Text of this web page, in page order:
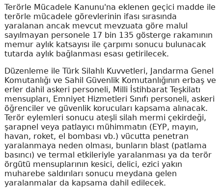
Terörle Mücadele Kanunu'na eklenen geçici madde ile
terörle mücadele görevlerinin ifası sırasında
yaralanan ancak mevcut mevzuata göre malul
sayılmayan personele 17 bin 135 gösterge rakamının
memur aylık katsayısı ile çarpımı sonucu bulunacak
tutarda aylık bağlanması esası getirilecek.
Düzenleme ile Türk Silahlı Kuvvetleri, Jandarma Genel
Komutanlığı ve Sahil Güvenlik Komutanlığının erbaş ve
erler dahil askeri personeli, Milli İstihbarat Teşkilatı
mensupları, Emniyet Hizmetleri Sınıfı personeli, askeri
öğrenciler ve güvenlik korucuları kapsama alınacak.
Terör eylemleri sonucu ateşli silah mermi çekirdeği,
şarapnel veya patlayıcı mühimmatın (EYP, mayın,
havan, roket, el bombası vb.) vücutta penetran
yaralanmaya neden olması, bunların blast (patlama
basıncı) ve termal etkileriyle yaralanması ya da terör
örgütü mensuplarının kesici, delici, ezici yakın
muharebe saldırıları sonucu meydana gelen
yaralanmalar da kapsama dahil edilecek.